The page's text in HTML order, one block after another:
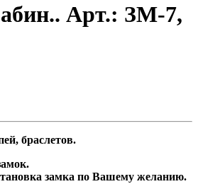
Арт.: ЗМ-7,
браслетов.
замка по Вашему желанию.